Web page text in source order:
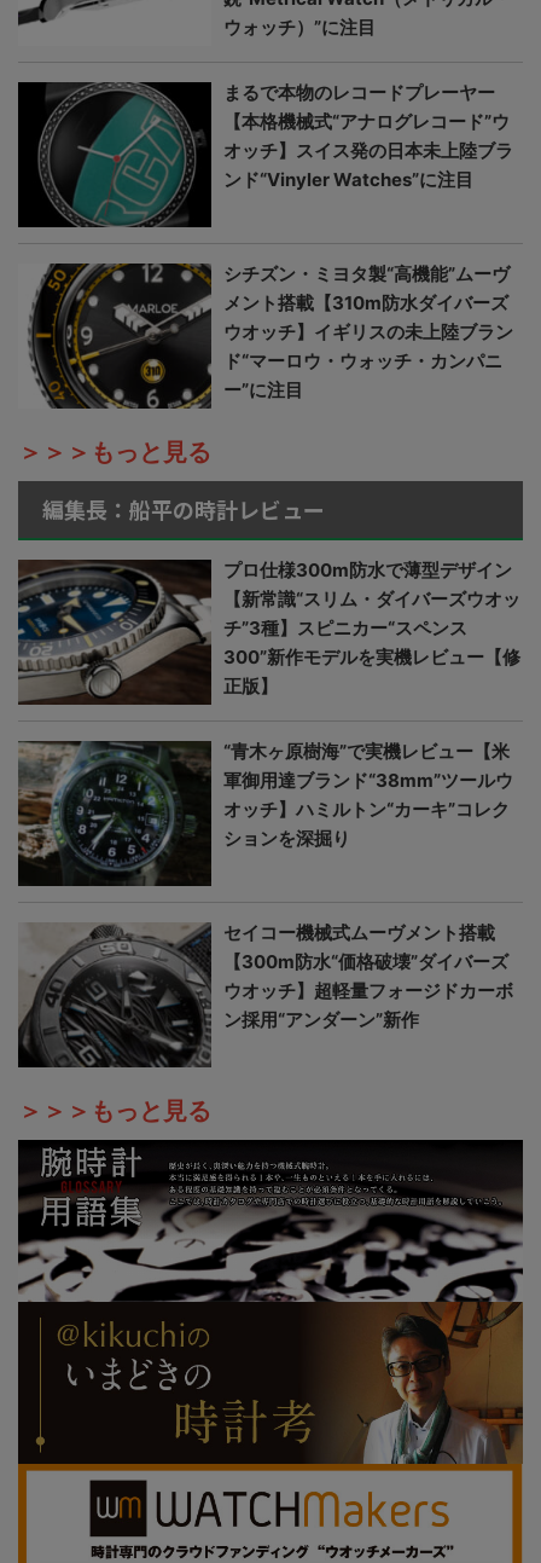
ウォッチ）”に注目
まるで本物のレコードプレーヤー
【本格機械式“アナログレコード”ウ
オッチ】スイス発の日本未上陸ブラ
ンド“Vinyler Watches”に注目
シチズン・ミヨタ製“高機能”ムーヴ
メント搭載【310m防水ダイバーズ
ウオッチ】イギリスの未上陸ブラン
ド“マーロウ・ウォッチ・カンパニ
ー”に注目
＞＞＞もっと見る
編集長：船平の時計レビュー
プロ仕様300m防水で薄型デザイン
【新常識“スリム・ダイバーズウオッ
チ”3種】スピニカー“スペンス
300”新作モデルを実機レビュー【修
正版】
“青木ヶ原樹海”で実機レビュー【米
軍御用達ブランド“38mm”ツールウ
オッチ】ハミルトン“カーキ”コレク
ションを深掘り
セイコー機械式ムーヴメント搭載
【300m防水“価格破壊”ダイバーズ
ウオッチ】超軽量フォージドカーボ
ン採用“アンダーン”新作
＞＞＞もっと見る